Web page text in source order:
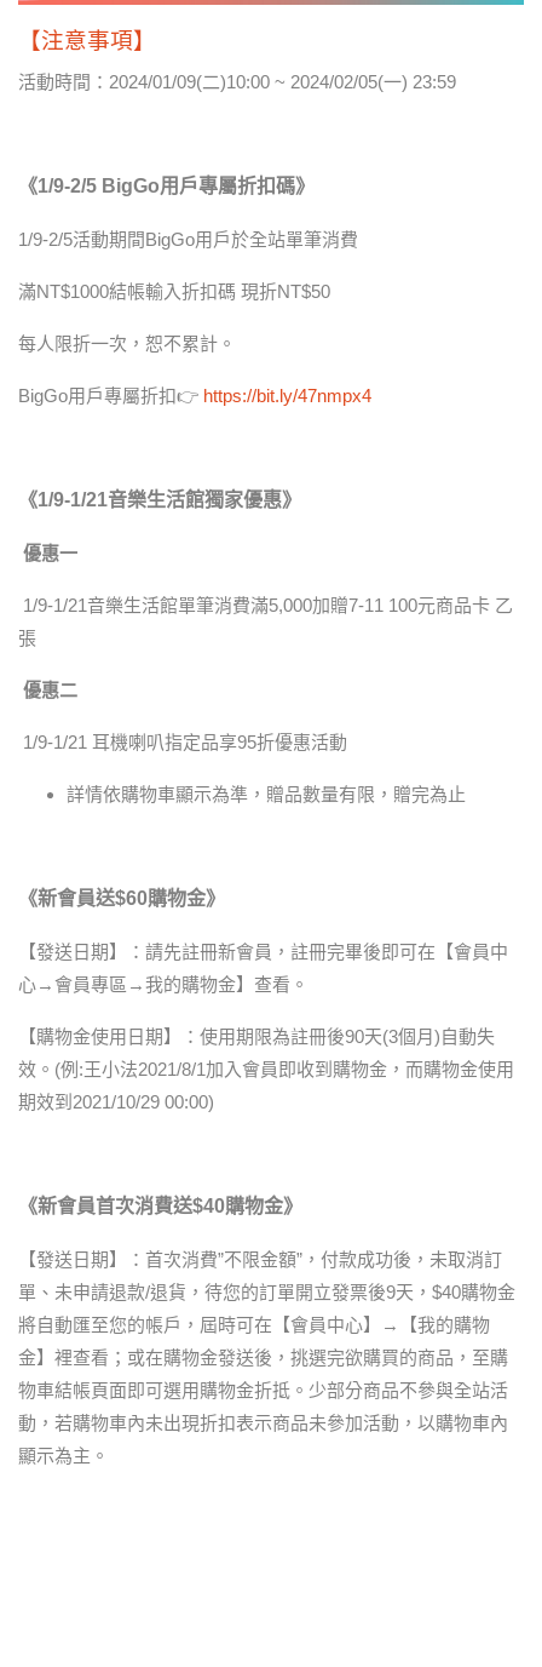
【注意事項】
活動時間：2024/01/09(二)10:00 ~ 2024/02/05(一) 23:59
《1/9-2/5 BigGo用戶專屬折扣碼》
1/9-2/5活動期間BigGo用戶於全站單筆消費
滿NT$1000結帳輸入折扣碼 現折NT$50
每人限折一次，恕不累計。
BigGo用戶專屬折扣👉 https://bit.ly/47nmpx4
《1/9-1/21音樂生活館獨家優惠》
優惠一
1/9-1/21音樂生活館單筆消費滿5,000加贈7-11 100元商品卡 乙
張
優惠二
1/9-1/21 耳機喇叭指定品享95折優惠活動
詳情依購物車顯示為準，贈品數量有限，贈完為止
《新會員送$60購物金》
【發送日期】：請先註冊新會員，註冊完畢後即可在【會員中
心→會員專區→我的購物金】查看。
【購物金使用日期】：使用期限為註冊後90天(3個月)自動失
效。(例:王小法2021/8/1加入會員即收到購物金，而購物金使用
期效到2021/10/29 00:00)
《新會員首次消費送$40購物金》
【發送日期】：首次消費”不限金額”，付款成功後，未取消訂
單、未申請退款/退貨，待您的訂單開立發票後9天，$40購物金
將自動匯至您的帳戶，屆時可在【會員中心】→【我的購物
金】裡查看；或在購物金發送後，挑選完欲購買的商品，至購
物車結帳頁面即可選用購物金折抵。少部分商品不參與全站活
動，若購物車內未出現折扣表示商品未參加活動，以購物車內
顯示為主。